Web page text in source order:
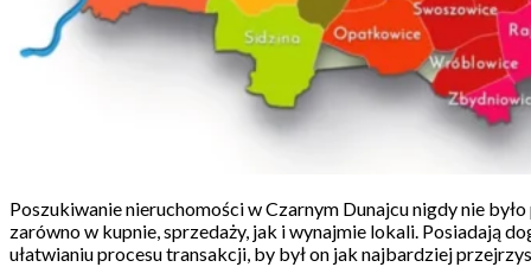
Poszukiwanie nieruchomości w Czarnym Dunajcu nigdy nie
zarówno w kupnie, sprzedaży, jak i wynajmie lokali. Posiadają
ułatwianiu procesu transakcji, by był on jak najbardziej